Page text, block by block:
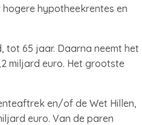
hypotheekrentes en
tot 65 jaar. Daarna neemt het
miljard euro. Het grootste
en/of de Wet Hillen,
euro. Van de paren